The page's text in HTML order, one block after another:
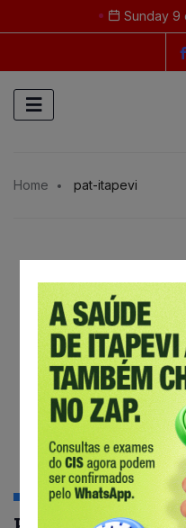
Sunday 9
Home pat-itapevi
CIDADE CONCURSO